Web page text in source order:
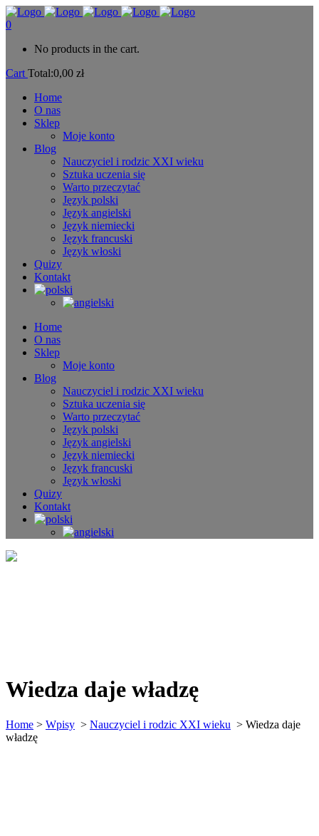
0
No products in the cart.
Cart Total:0,00 zł
Home
O nas
Sklep
Moje konto
Blog
Nauczyciel i rodzic XXI wieku
Sztuka uczenia się
Warto przeczytać
Język polski
Język angielski
Język niemiecki
Język francuski
Język włoski
Quizy
Kontakt
Home
O nas
Sklep
Moje konto
Blog
Nauczyciel i rodzic XXI wieku
Sztuka uczenia się
Warto przeczytać
Język polski
Język angielski
Język niemiecki
Język francuski
Język włoski
Quizy
Kontakt
Wiedza daje władzę
Home > Wpisy > Nauczyciel i rodzic XXI wieku > Wiedza daje
władzę